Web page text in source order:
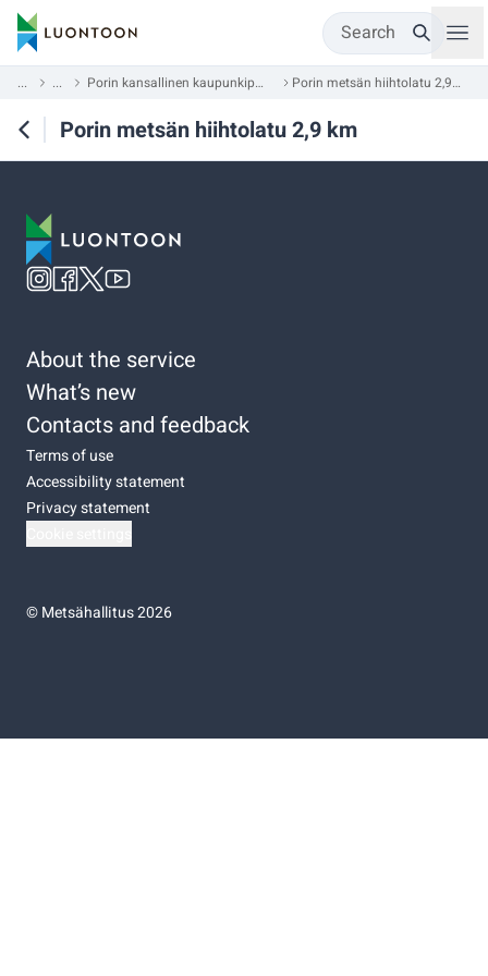
Search
... ... Porin kansallinen kaupunkipuisto Porin metsän hiihtolatu 2,9 km
Porin metsän hiihtolatu 2,9 km
About the service
What’s new
Contacts and feedback
Terms of use
Accessibility statement
Privacy statement
©Metsähallitus 2026